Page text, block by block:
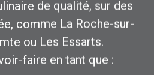
de qualité, sur des
comme La Roche-sur-
ou Les Essarts.
faire en tant que :